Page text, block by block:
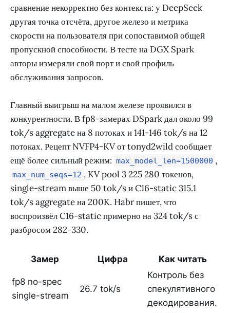
сравнение некорректно без контекста: у DeepSeek
другая точка отсчёта, другое железо и метрика
скорости на пользователя при сопоставимой общей
пропускной способности. В тесте на DGX Spark
авторы измеряли свой порт и свой профиль
обслуживания запросов.
Главный выигрыш на малом железе проявился в
конкурентности. В fp8-замерах DSpark дал около 99
tok/s aggregate на 8 потоках и 141-146 tok/s на 12
потоках. Рецепт NVFP4-KV от tonyd2wild сообщает
ещё более сильный режим: max_model_len=1500000 ,
max_num_seqs=12 , KV pool 3 225 280 токенов,
single-stream выше 50 tok/s и C16-static 315.1
tok/s aggregate на 200K. Habr пишет, что
воспроизвёл C16-static примерно на 324 tok/s с
разбросом 282-330.
Замер Цифра Как читать
fp8 no-spec
single-stream
26.7 tok/s
Контроль без
спекулятивного
декодирования.